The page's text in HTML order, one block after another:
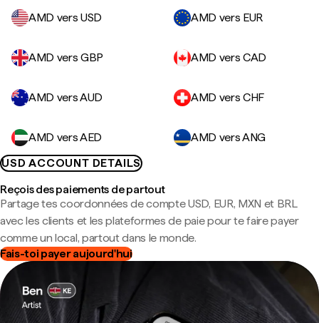
AMD vers USD
AMD vers EUR
AMD vers GBP AMD vers CAD
AMD vers AUD AMD vers CHF
AMD vers AED
AMD vers ANG
USD ACCOUNT DETAILS
Reçois des paiements de partout
Partage tes coordonnées de compte USD, EUR, MXN et BRL
avec les clients et les plateformes de paie pour te faire payer
comme un local, partout dans le monde.
Fais-toi payer aujourd'hui